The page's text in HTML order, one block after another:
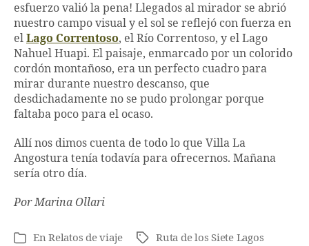
esfuerzo valió la pena! Llegados al mirador se abrió
nuestro campo visual y el sol se reflejó con fuerza en
el Lago Correntoso, el Río Correntoso, y el Lago
Nahuel Huapi. El paisaje, enmarcado por un colorido
cordón montañoso, era un perfecto cuadro para
mirar durante nuestro descanso, que
desdichadamente no se pudo prolongar porque
faltaba poco para el ocaso.
Allí nos dimos cuenta de todo lo que Villa La
Angostura tenía todavía para ofrecernos. Mañana
sería otro día.
Por Marina Ollari
Categorías
EnRelatos de viaje EtiquetasRuta de los Siete Lagos